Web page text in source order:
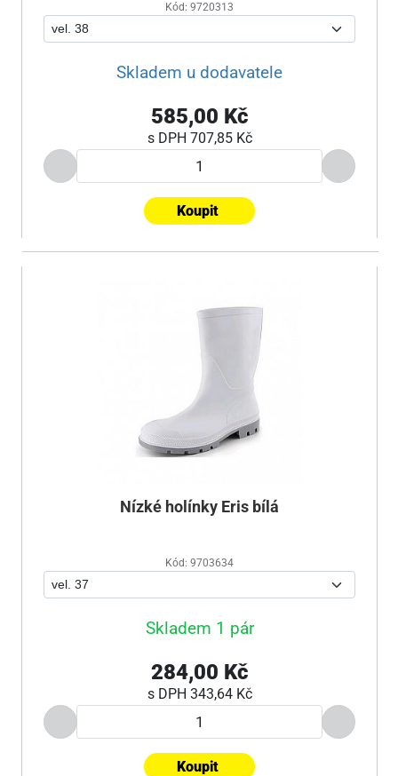
Kód: 9720313
Skladem u dodavatele
585,00 Kč
s DPH 707,85 Kč
Koupit
Nízké holínky Eris bílá
Kód: 9703634
Skladem 1 pár
284,00 Kč
s DPH 343,64 Kč
Koupit